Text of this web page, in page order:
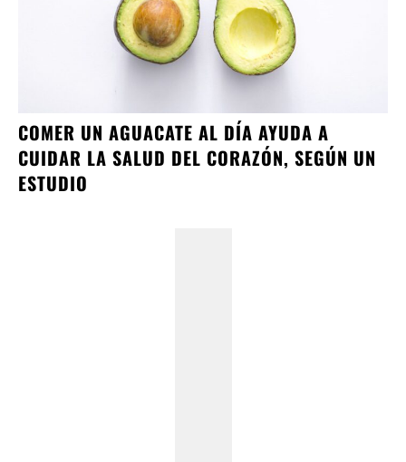
COMER UN AGUACATE AL DÍA AYUDA A
CUIDAR LA SALUD DEL CORAZÓN, SEGÚN UN
ESTUDIO